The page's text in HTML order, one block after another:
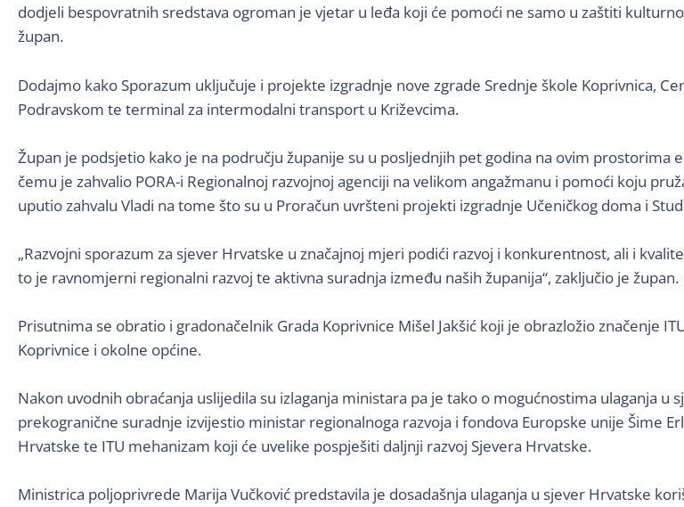
dodjeli bespovratnih sredstava ogroman je vjetar u leđa koji će pomoći ne samo u zaštiti
župan.
Dodajmo kako Sporazum uključuje i projekte izgradnje nove zgrade Srednje škole Koprivnica,
Podravskom te terminal za intermodalni transport u Križevcima.
Župan je podsjetio kako je na području županije su u posljednjih pet godina na ovim
čemu je zahvalio PORA-i Regionalnoj razvojnoj agenciji na velikom angažmanu i pomoći koju
uputio zahvalu Vladi na tome što su u Proračun uvršteni projekti izgradnje Učeničkog doma i
„Razvojni sporazum za sjever Hrvatske u značajnoj mjeri podići razvoj i konkurentnost, ali i
to je ravnomjerni regionalni razvoj te aktivna suradnja između naših županija“, zaključio je župan.
Prisutnima se obratio i gradonačelnik Grada Koprivnice Mišel Jakšić koji je obrazložio značenje
Koprivnice i okolne općine.
Nakon uvodnih obraćanja uslijedila su izlaganja ministara pa je tako o mogućnostima ulaganja
prekogranične suradnje izvijestio ministar regionalnoga razvoja i fondova Europske unije Šime
Hrvatske te ITU mehanizam koji će uvelike pospješiti daljnji razvoj Sjevera Hrvatske.
Ministrica poljoprivrede Marija Vučković predstavila je dosadašnja ulaganja u sjever Hrvatske